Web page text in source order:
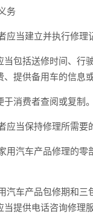
务
应当建立并执行修理
当包括送修时间、行
、提供备用车的信息
消费者查阅或复制。
应当保持修理所需要
用汽车产品修理的
汽车产品包修期和
提供电话咨询修理